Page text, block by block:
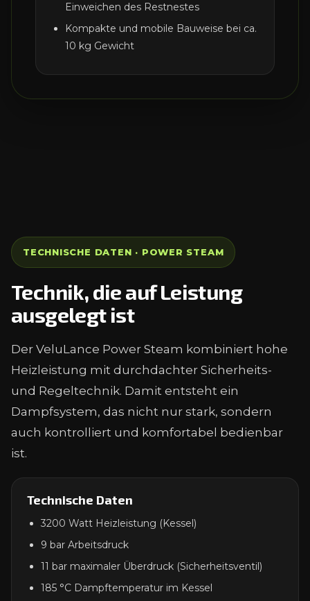
Einweichen des Restnestes
Kompakte und mobile Bauweise bei ca.
10 kg Gewicht
TECHNISCHE DATEN · POWER STEAM
Technik, die auf Leistung
ausgelegt ist
Der VeluLance Power Steam kombiniert hohe
Heizleistung mit durchdachter Sicherheits-
und Regeltechnik. Damit entsteht ein
Dampfsystem, das nicht nur stark, sondern
auch kontrolliert und komfortabel bedienbar
ist.
Technische Daten
3200 Watt Heizleistung (Kessel)
9 bar Arbeitsdruck
11 bar maximaler Überdruck (Sicherheitsventil)
185 °C Dampftemperatur im Kessel